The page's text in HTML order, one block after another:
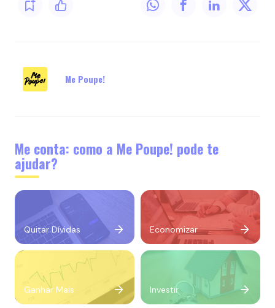
Me Poupe!
Me conta: como a Me Poupe! pode te
ajudar?
Quitar Dívidas Economizar
Ganhar Mais Investir